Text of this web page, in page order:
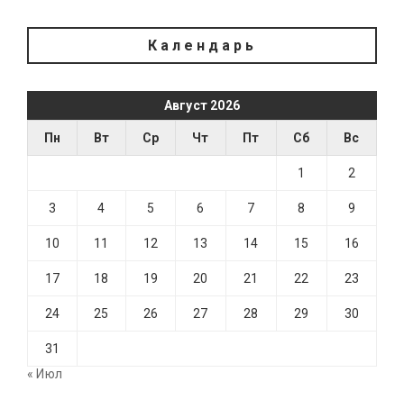
Календарь
Август 2026
Пн Вт Ср Чт Пт Сб Вс
1 2
3 4 5 6 7 8 9
10 11 12 13 14 15 16
17 18 19 20 21 22 23
24 25 26 27 28 29 30
31
« Июл